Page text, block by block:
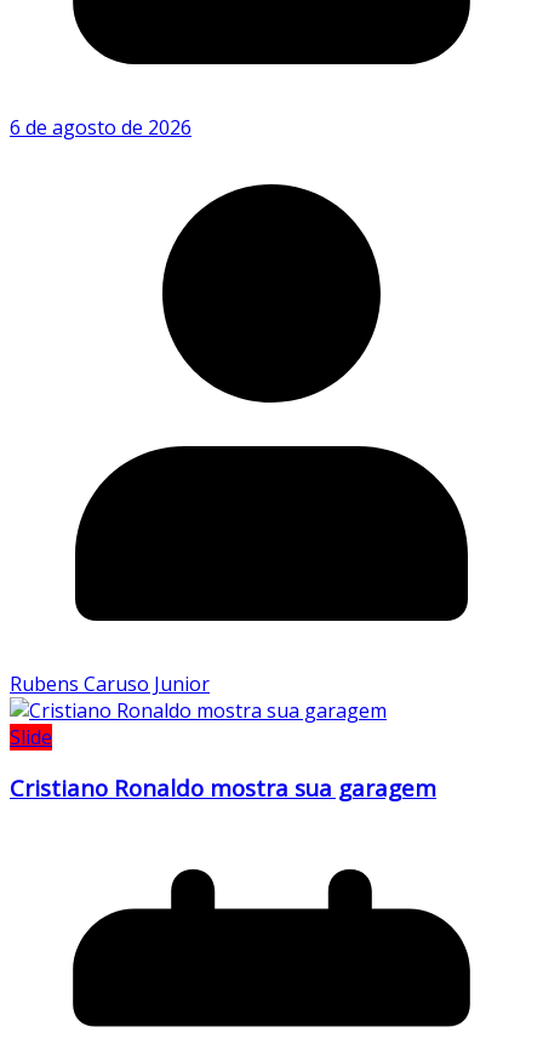
6 de agosto de 2026
Rubens Caruso Junior
Slide
Cristiano Ronaldo mostra sua garagem